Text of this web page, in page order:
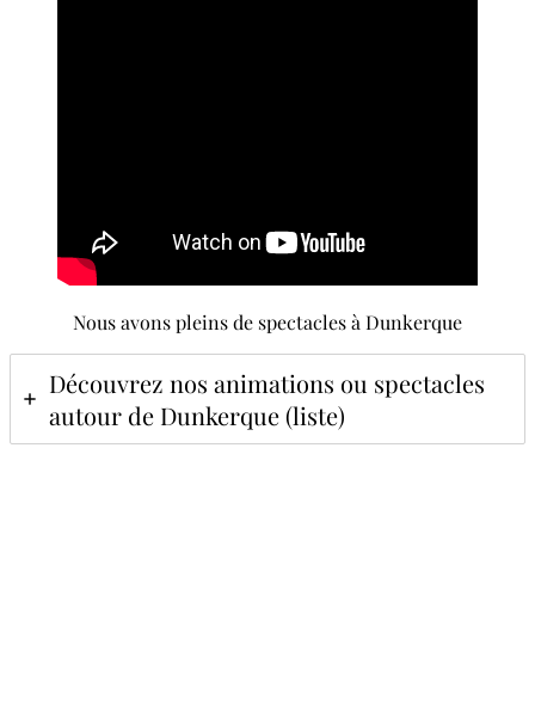
Nous avons pleins de spectacles à Dunkerque
Découvrez nos animations ou spectacles
autour de Dunkerque (liste)